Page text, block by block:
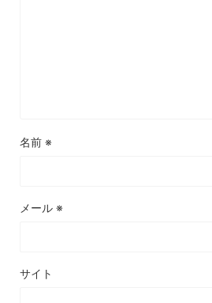
名前 ※
メール ※
サイト